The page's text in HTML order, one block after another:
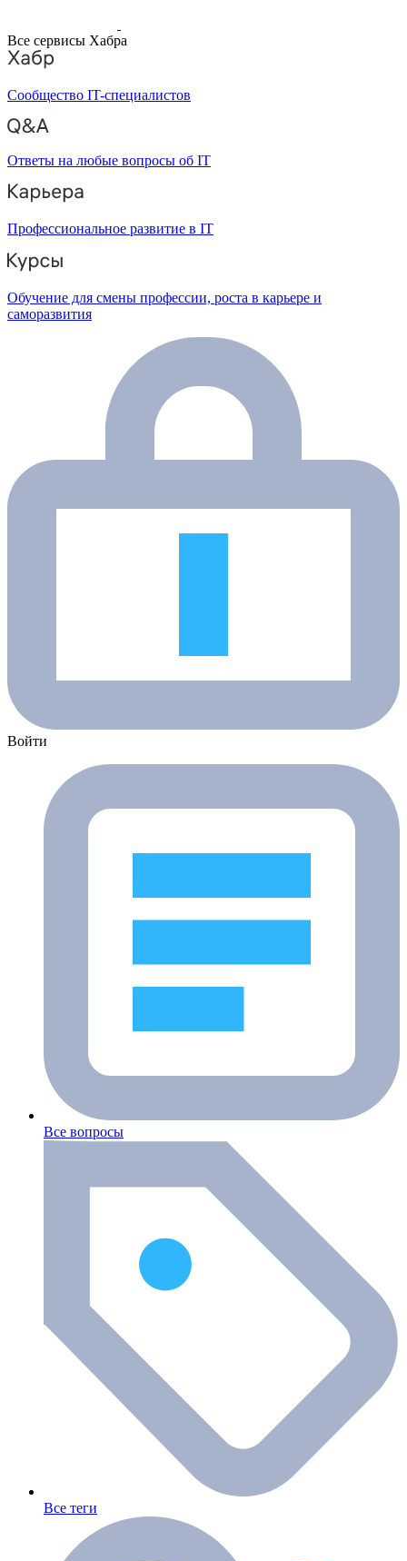
Все сервисы Хабра
Сообщество IT-специалистов
Ответы на любые вопросы об IT
Профессиональное развитие в IT
Обучение для смены профессии, роста в карьере и
саморазвития
Войти
Все вопросы
Все теги